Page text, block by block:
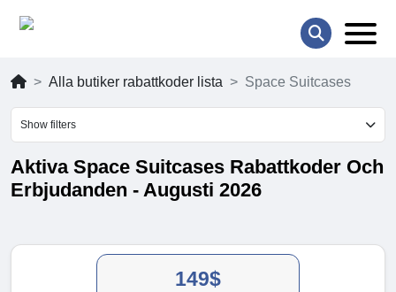
Alla butiker rabattkoder lista Space Suitcases
Show filters
Aktiva Space Suitcases Rabattkoder Och
Erbjudanden - Augusti 2026
149$